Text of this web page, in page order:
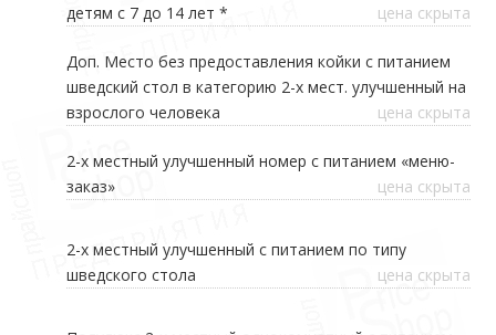
детям с 7 до 14 лет *
цена скрыта
Доп. Место без предоставления койки с питанием
шведский стол в категорию 2-х мест. улучшенный на
взрослого человека
цена скрыта
2-х местный улучшенный номер с питанием «меню-
заказ»
цена скрыта
2-х местный улучшенный с питанием по типу
шведского стола
цена скрыта